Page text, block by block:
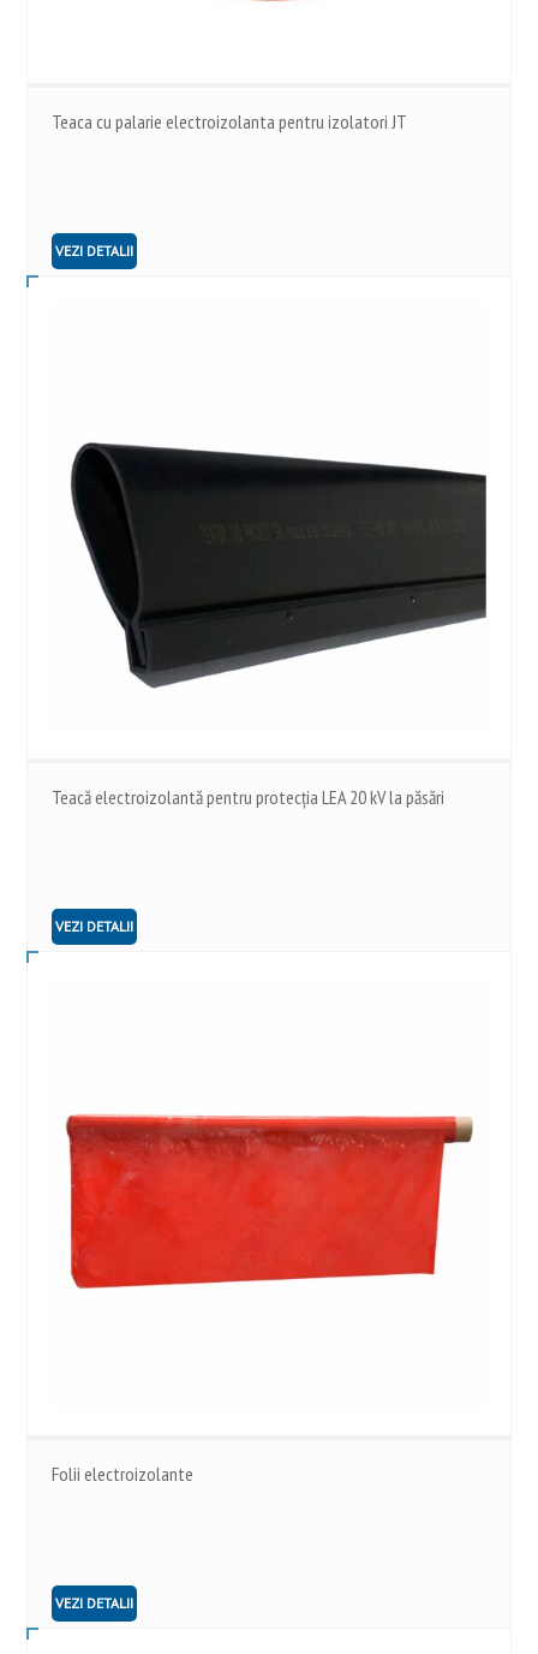
Teaca cu palarie electroizolanta pentru izolatori JT
VEZI DETALII
Teacă electroizolantă pentru protecția LEA 20 kV la păsări
VEZI DETALII
Folii electroizolante
VEZI DETALII